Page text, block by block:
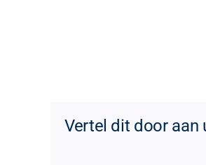
Vertel dit door aan